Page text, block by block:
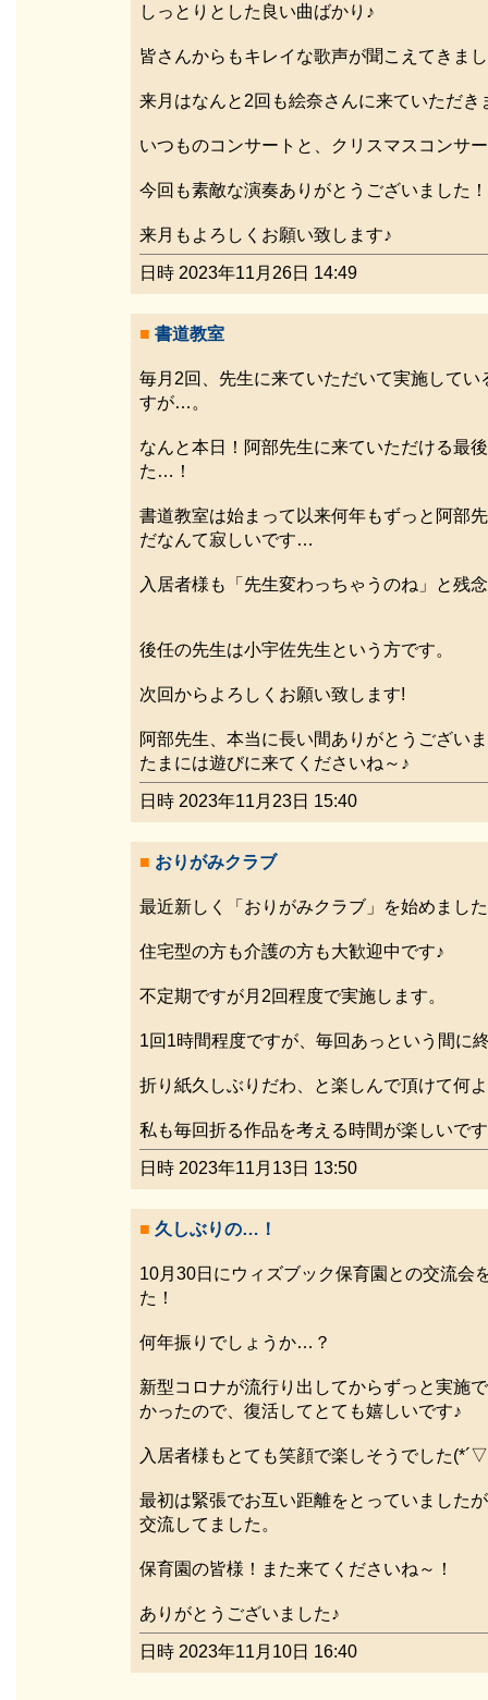
しっとりとした良い曲ばかり♪
皆さんからもキレイな歌声が聞こえてきま
来月はなんと2回も絵奈さんに来ていただ
いつものコンサートと、クリスマスコンサ
今回も素敵な演奏ありがとうございました！
来月もよろしくお願い致します♪
日時 2023年11月26日 14:49
■ 書道教室
毎月2回、先生に来ていただいて実施してい
すが…。
なんと本日！阿部先生に来ていただける最
た…！
書道教室は始まって以来何年もずっと阿部
だなんて寂しいです…
入居者様も「先生変わっちゃうのね」と残
後任の先生は小宇佐先生という方です。
次回からよろしくお願い致します!
阿部先生、本当に長い間ありがとうござい
たまには遊びに来てくださいね～♪
日時 2023年11月23日 15:40
■ おりがみクラブ
最近新しく「おりがみクラブ」を始めまし
住宅型の方も介護の方も大歓迎中です♪
不定期ですが月2回程度で実施します。
1回1時間程度ですが、毎回あっという間に
折り紙久しぶりだわ、と楽しんで頂けて何
私も毎回折る作品を考える時間が楽しいで
日時 2023年11月13日 13:50
■ 久しぶりの…！
10月30日にウィズブック保育園との交流会
た！
何年振りでしょうか…？
新型コロナが流行り出してからずっと実施
かったので、復活してとても嬉しいです♪
入居者様もとても笑顔で楽しそうでした
最初は緊張でお互い距離をとっていました
交流してました。
保育園の皆様！また来てくださいね～！
ありがとうございました♪
日時 2023年11月10日 16:40